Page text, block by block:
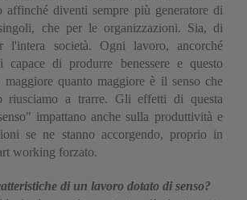
affinché diventi sempre più generatore di
che per le organizzazioni. Sia, di
l'intera società. Ogni lavoro, ancorché
capace di produrre benessere e questo
maggiore quanto maggiore è il senso che
riusciamo a trarre. Gli effetti di questa
impattano anche sulla produttività e
se ne stanno accorgendo, proprio in
working forzato.
di un lavoro dotato di senso?